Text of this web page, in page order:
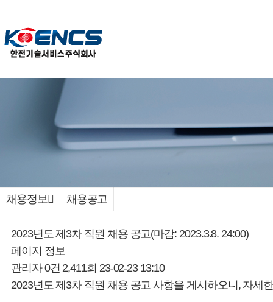
채용정보 채용공고
2023년도 제3차 직원 채용 공고(마감: 2023.3.8. 24:00)
페이지 정보
관리자 0건 2,411회 23-02-23 13:10
2023년도 제3차 직원 채용 공고 사항을 게시하오니, 자